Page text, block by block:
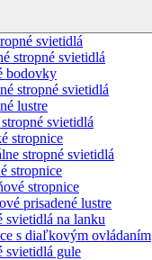
svietidlá
stropné svietidlá
bodovky
stropné svietidlá
lustre
svietidlá
stropnice
stropné svietidlá
stropnice
stropnice
prisadené lustre
svietidlá na lanku
s diaľkovým ovládaním
svietidlá gule